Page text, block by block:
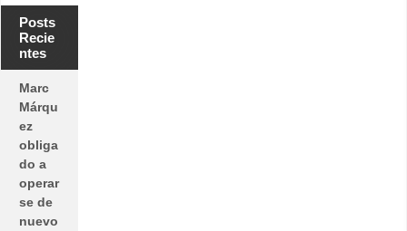
Posts
Recie
ntes
Marc
Márqu
ez
obliga
do a
operar
se de
nuevo